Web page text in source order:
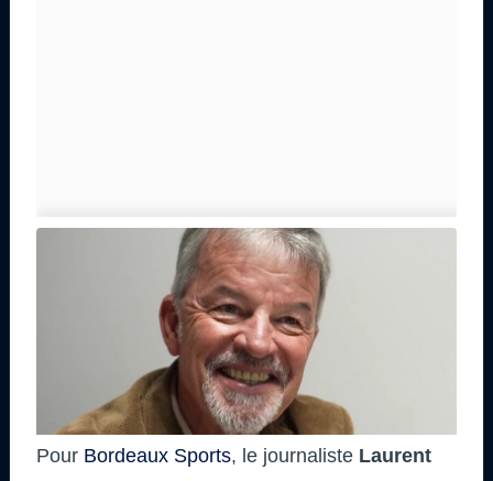
Pour Bordeaux Sports, le journaliste Laurent